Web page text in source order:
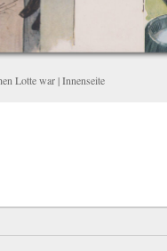
Lotte war | Innenseite